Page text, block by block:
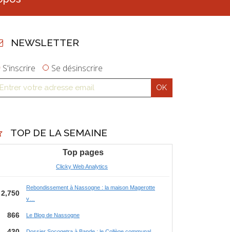
NEWSLETTER
S'inscrire Se désinscrire
TOP DE LA SEMAINE